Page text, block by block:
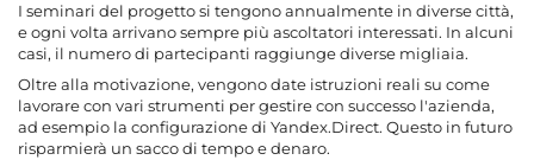
I seminari del progetto si tengono annualmente in diverse città,
e ogni volta arrivano sempre più ascoltatori interessati. In alcuni
casi, il numero di partecipanti raggiunge diverse migliaia.
Oltre alla motivazione, vengono date istruzioni reali su come
lavorare con vari strumenti per gestire con successo l'azienda,
ad esempio la configurazione di Yandex.Direct. Questo in futuro
risparmierà un sacco di tempo e denaro.